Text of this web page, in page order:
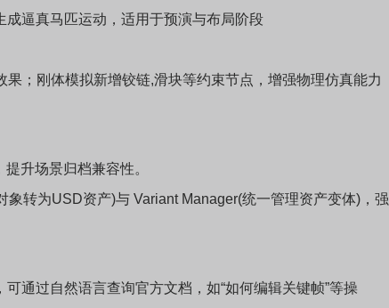
逼真马匹运动，适用于预演与布局阶段
；刚体模拟新增铰链,滑块等约束节点，增强物理仿真能力
升场景归档兼容性。
转为USD资产)与 Variant Manager(统一管理资产变体)，强
通过自然语言查询官方文档，如“如何编辑关键帧”等操